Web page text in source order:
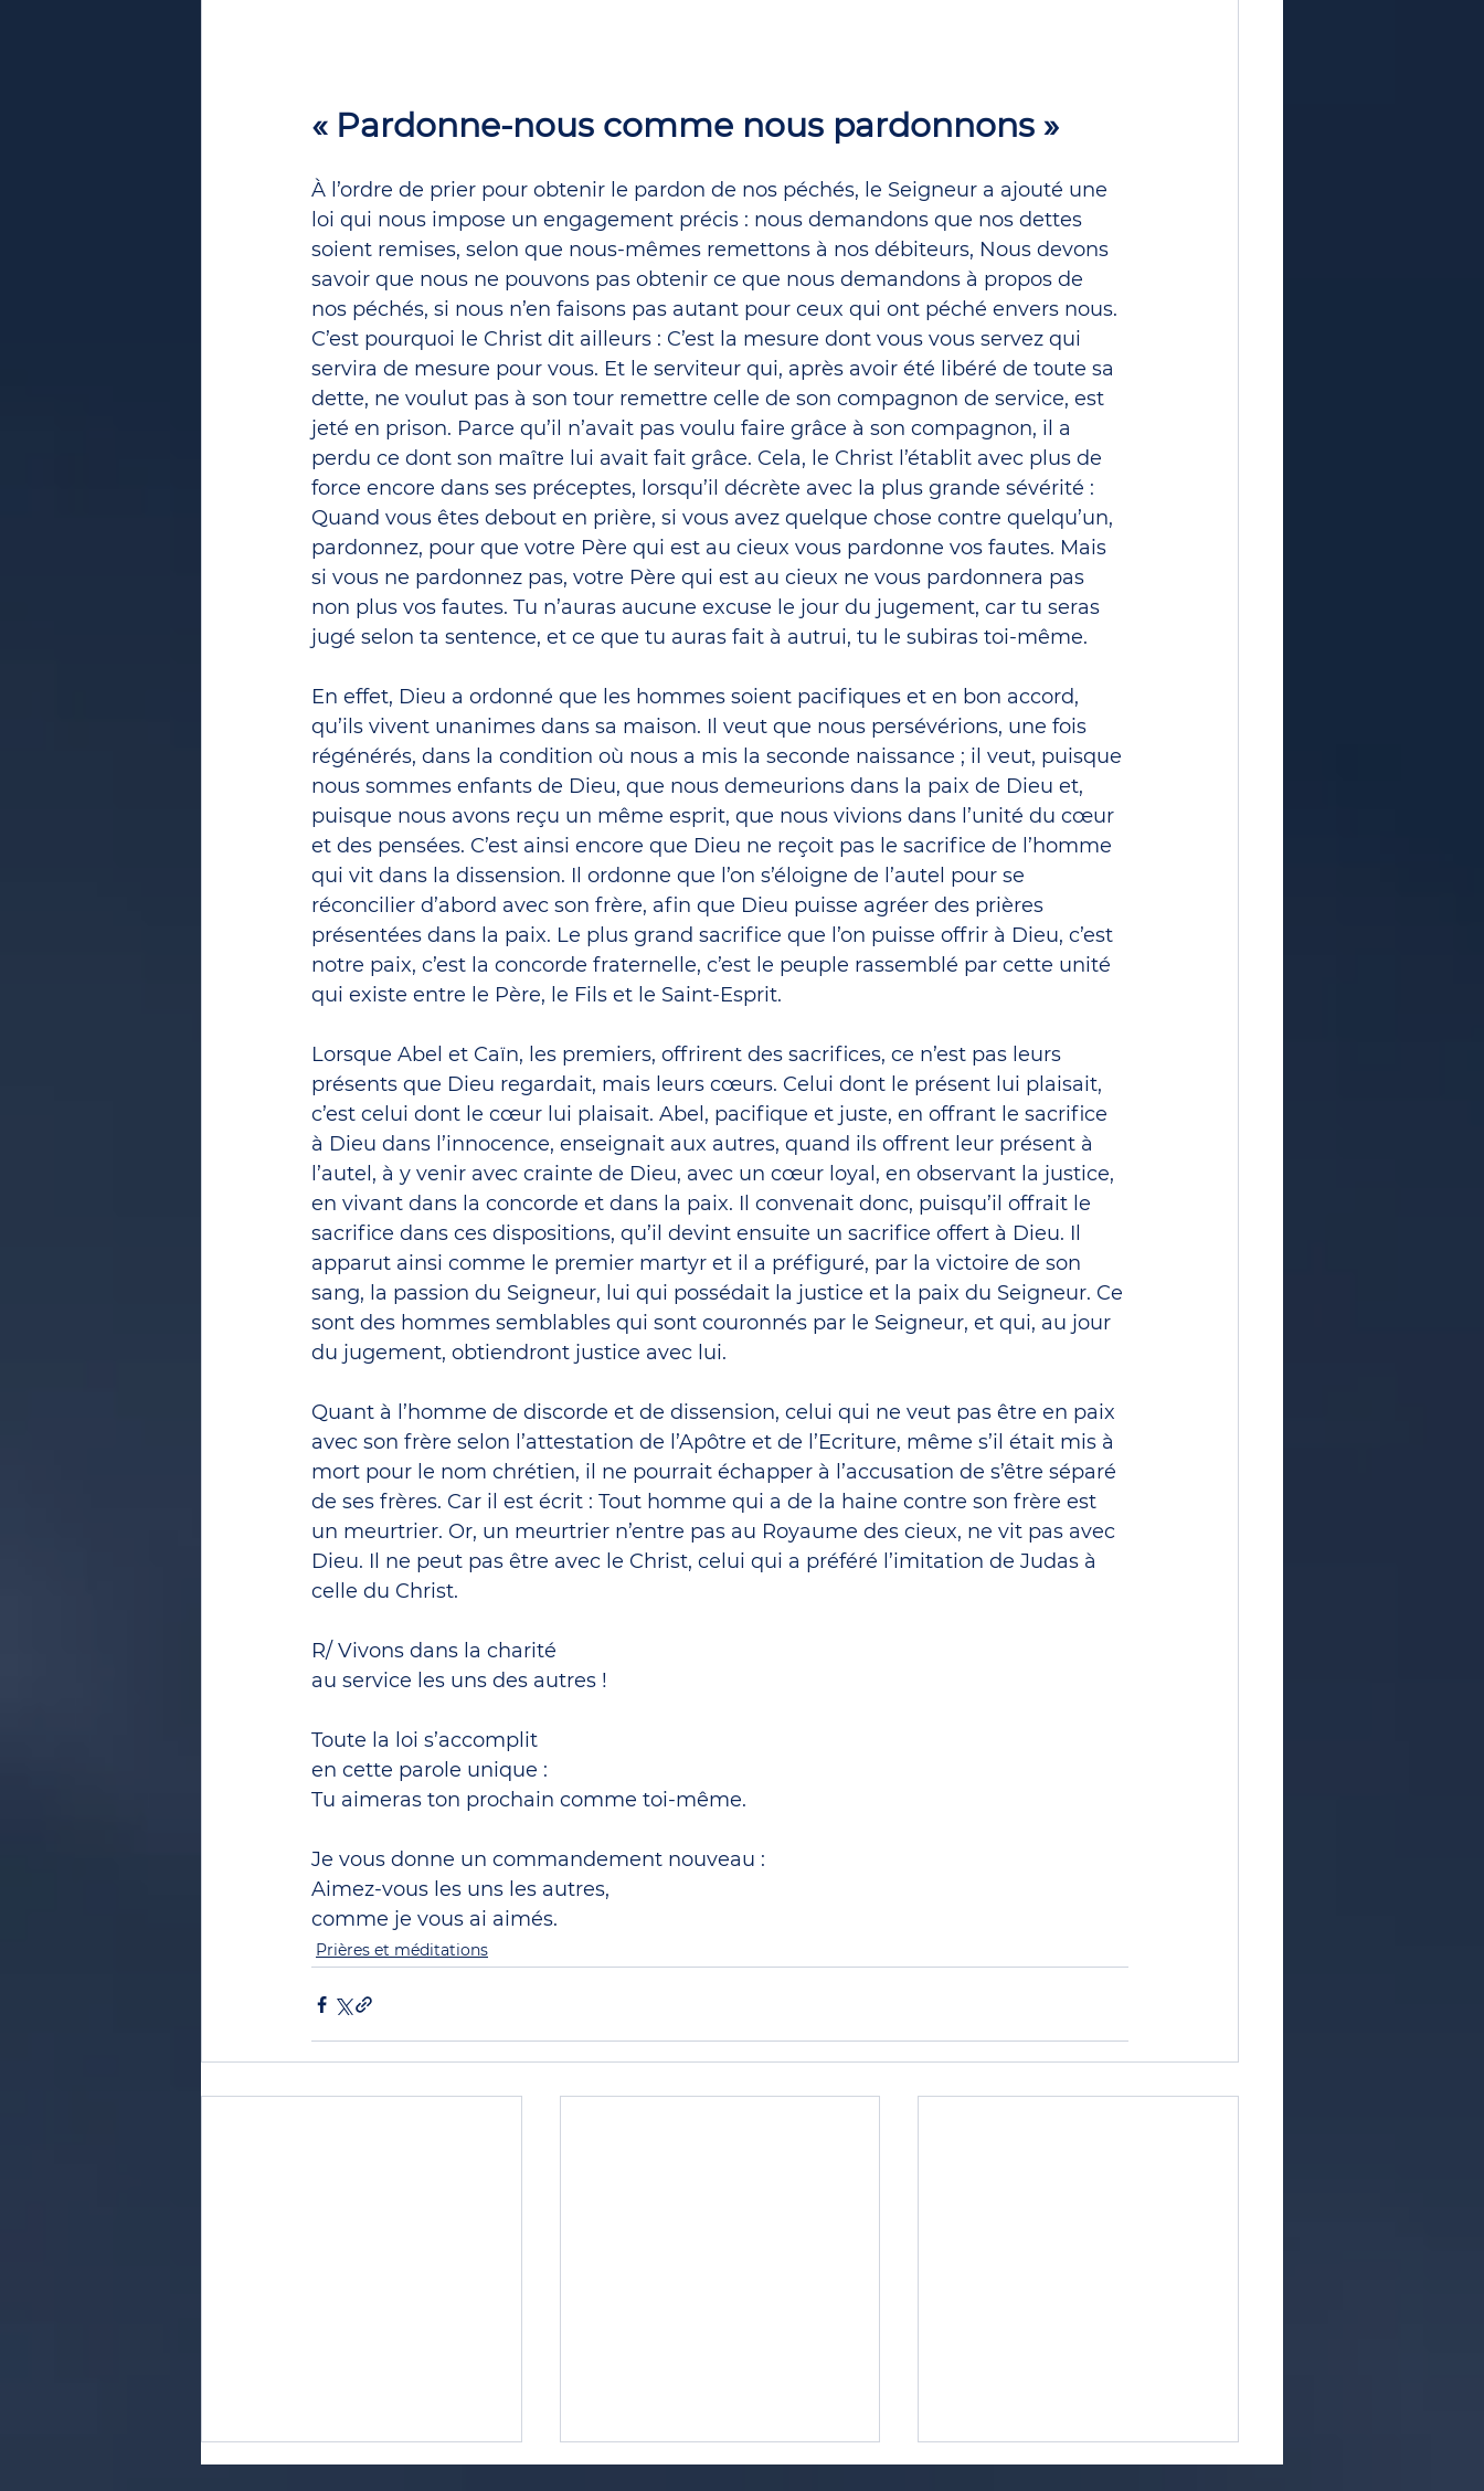
« Pardonne-nous comme nous pardonnons »
À l’ordre de prier pour obtenir le pardon de nos péchés, le Seigneur a ajouté une
loi qui nous impose un engagement précis : nous demandons que nos dettes
soient remises, selon que nous-mêmes remettons à nos débiteurs, Nous devons
savoir que nous ne pouvons pas obtenir ce que nous demandons à propos de
nos péchés, si nous n’en faisons pas autant pour ceux qui ont péché envers nous.
C’est pourquoi le Christ dit ailleurs : C’est la mesure dont vous vous servez qui
servira de mesure pour vous. Et le serviteur qui, après avoir été libéré de toute sa
dette, ne voulut pas à son tour remettre celle de son compagnon de service, est
jeté en prison. Parce qu’il n’avait pas voulu faire grâce à son compagnon, il a
perdu ce dont son maître lui avait fait grâce. Cela, le Christ l’établit avec plus de
force encore dans ses préceptes, lorsqu’il décrète avec la plus grande sévérité :
Quand vous êtes debout en prière, si vous avez quelque chose contre quelqu’un,
pardonnez, pour que votre Père qui est au cieux vous pardonne vos fautes. Mais
si vous ne pardonnez pas, votre Père qui est au cieux ne vous pardonnera pas
non plus vos fautes. Tu n’auras aucune excuse le jour du jugement, car tu seras
jugé selon ta sentence, et ce que tu auras fait à autrui, tu le subiras toi-même.
En effet, Dieu a ordonné que les hommes soient pacifiques et en bon accord,
qu’ils vivent unanimes dans sa maison. Il veut que nous persévérions, une fois
régénérés, dans la condition où nous a mis la seconde naissance ; il veut, puisque
nous sommes enfants de Dieu, que nous demeurions dans la paix de Dieu et,
puisque nous avons reçu un même esprit, que nous vivions dans l’unité du cœur
et des pensées. C’est ainsi encore que Dieu ne reçoit pas le sacrifice de l’homme
qui vit dans la dissension. Il ordonne que l’on s’éloigne de l’autel pour se
réconcilier d’abord avec son frère, afin que Dieu puisse agréer des prières
présentées dans la paix. Le plus grand sacrifice que l’on puisse offrir à Dieu, c’est
notre paix, c’est la concorde fraternelle, c’est le peuple rassemblé par cette unité
qui existe entre le Père, le Fils et le Saint-Esprit.
Lorsque Abel et Caïn, les premiers, offrirent des sacrifices, ce n’est pas leurs
présents que Dieu regardait, mais leurs cœurs. Celui dont le présent lui plaisait,
c’est celui dont le cœur lui plaisait. Abel, pacifique et juste, en offrant le sacrifice
à Dieu dans l’innocence, enseignait aux autres, quand ils offrent leur présent à
l’autel, à y venir avec crainte de Dieu, avec un cœur loyal, en observant la justice,
en vivant dans la concorde et dans la paix. Il convenait donc, puisqu’il offrait le
sacrifice dans ces dispositions, qu’il devint ensuite un sacrifice offert à Dieu. Il
apparut ainsi comme le premier martyr et il a préfiguré, par la victoire de son
sang, la passion du Seigneur, lui qui possédait la justice et la paix du Seigneur. Ce
sont des hommes semblables qui sont couronnés par le Seigneur, et qui, au jour
du jugement, obtiendront justice avec lui.
Quant à l’homme de discorde et de dissension, celui qui ne veut pas être en paix
avec son frère selon l’attestation de l’Apôtre et de l’Ecriture, même s’il était mis à
mort pour le nom chrétien, il ne pourrait échapper à l’accusation de s’être séparé
de ses frères. Car il est écrit : Tout homme qui a de la haine contre son frère est
un meurtrier. Or, un meurtrier n’entre pas au Royaume des cieux, ne vit pas avec
Dieu. Il ne peut pas être avec le Christ, celui qui a préféré l’imitation de Judas à
celle du Christ.
R/ Vivons dans la charité
au service les uns des autres !
Toute la loi s’accomplit
en cette parole unique :
Tu aimeras ton prochain comme toi-même.
Je vous donne un commandement nouveau :
Aimez-vous les uns les autres,
comme je vous ai aimés.
Prières et méditations